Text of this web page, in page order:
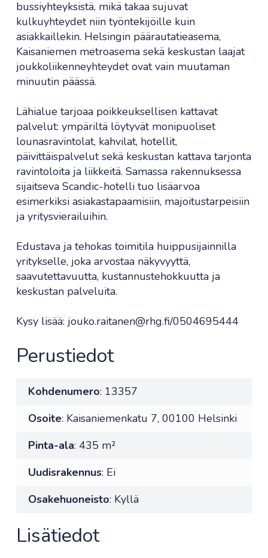
bussiyhteyksistä, mikä takaa sujuvat
kulkuyhteydet niin työntekijöille kuin
asiakkaillekin. Helsingin päärautatieasema,
Kaisaniemen metroasema sekä keskustan laajat
joukkoliikenneyhteydet ovat vain muutaman
minuutin päässä.
Lähialue tarjoaa poikkeuksellisen kattavat
palvelut: ympäriltä löytyvät monipuoliset
lounasravintolat, kahvilat, hotellit,
päivittäispalvelut sekä keskustan kattava tarjonta
ravintoloita ja liikkeitä. Samassa rakennuksessa
sijaitseva Scandic-hotelli tuo lisäarvoa
esimerkiksi asiakastapaamisiin, majoitustarpeisiin
ja yritysvierailuihin.
Edustava ja tehokas toimitila huippusijainnilla
yritykselle, joka arvostaa näkyvyyttä,
saavutettavuutta, kustannustehokkuutta ja
keskustan palveluita.
Kysy lisää: jouko.raitanen@rhg.fi/0504695444
Perustiedot
Kohdenumero: 13357
Osoite: Kaisaniemenkatu 7, 00100 Helsinki
Pinta-ala: 435 m²
Uudisrakennus: Ei
Osakehuoneisto: Kyllä
Lisätiedot